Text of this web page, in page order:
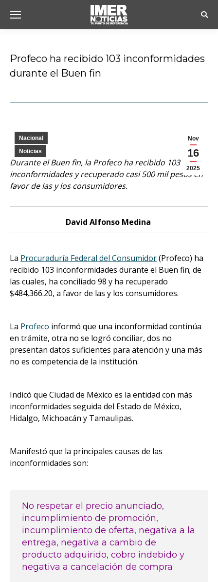
Profeco ha recibido 103 inconformidades
durante el Buen fin
Nov
16
2025
Nacional
Noticias
Durante el Buen fin, la Profeco ha recibido 103
inconformidades y recuperado casi 500 mil pesos en
favor de las y los consumidores.
David Alfonso Medina
La Procuraduría Federal del Consumidor(Profeco) ha
recibido 103 inconformidades durante el Buen fin; de
las cuales, ha conciliado 98 y ha recuperado
$484,366.20, a favor de las y los consumidores.
La Profeco informó que una inconformidad continúa
en trámite, otra no se logró conciliar, dos no
presentan datos suficientes para atención y una más
no es competencia de la institución.
Indicó que Ciudad de México es la entidad con más
inconformidades seguida del Estado de México,
Hidalgo, Michoacán y Tamaulipas.
Manifestó que la principales causas de las
inconformidades son:
No respetar el precio anunciado,
incumplimiento de promoción,
incumplimiento de oferta, negativa a la
entrega, negativa a cambio de
producto adquirido, cobro indebido y
negativa a cancelación de compra